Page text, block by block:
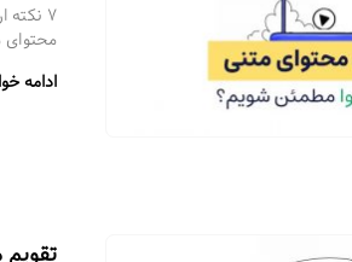
۷
محتوای
ادامه